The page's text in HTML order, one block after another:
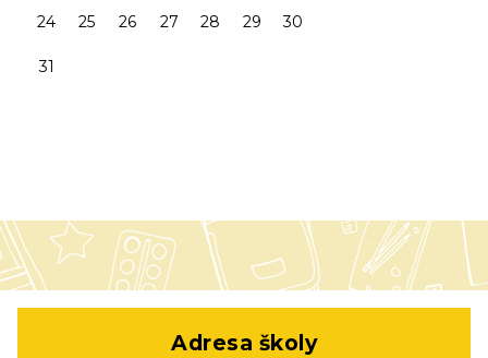
24 25 26 27 28 29 30
31
Adresa školy